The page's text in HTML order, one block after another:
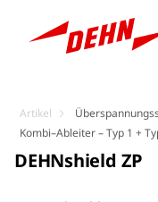
Artikel
Kombi–Ableiter – Typ 1 +
DEHNshield ZP